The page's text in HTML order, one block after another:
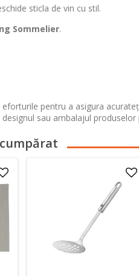
sticla de vin cu stil.
Sommelier.
pentru a asigura
sau ambalajul